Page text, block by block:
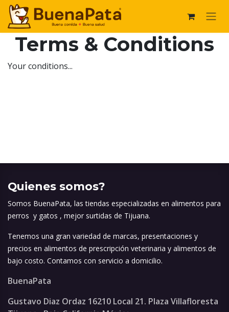
Ir al contenido
Terms & Conditions
Your conditions...
Quienes somos?
Somos BuenaPata, las tiendas especializadas en alimentos para
perros y gatos , mejor surtidas de Tijuana.
Tenemos una gran variedad de marcas, presentaciones y
precios en alimentos de prescripción veterinaria y alimentos de
bajo costo. Contamos con servicio a domicilio.
BuenaPata
Gustavo Diaz Ordaz 16210 Local 21. Plaza Villafloresta